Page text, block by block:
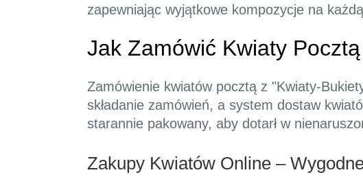
zapewniając wyjątkowe kompozycje na
Jak Zamówić Kwiaty
Zamówienie kwiatów pocztą z "Kwiaty-
składanie zamówień, a system dostaw
starannie pakowany, aby dotarł w
Zakupy Kwiatów Online –